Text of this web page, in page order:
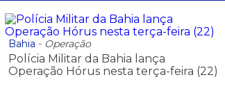
Bahia - Operação
Polícia Militar da Bahia lança
Operação Hórus nesta terça-feira (22)